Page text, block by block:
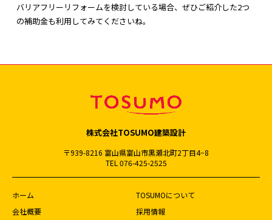
バリアフリーリフォームを検討している場合、ぜひご紹介した2つ
の補助金も利用してみてくださいね。
株式会社TOSUMO建築設計
〒939-8216 富山県富山市黒瀬北町2丁目4−8
TEL 076-425-2525
ホーム
TOSUMOについて
会社概要
採用情報